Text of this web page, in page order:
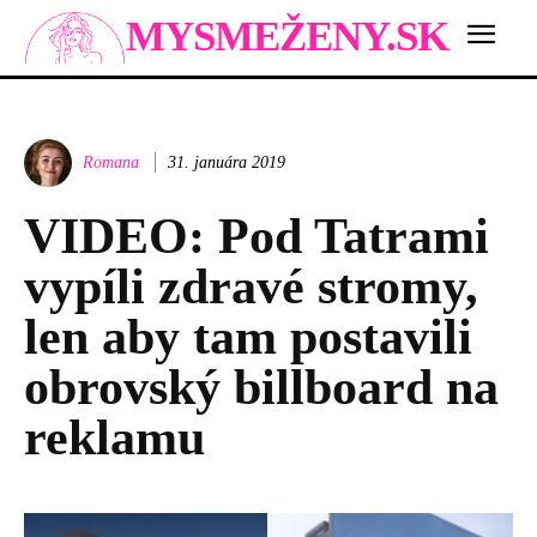
MYSMEŽENY.SK
Romana 31. januára 2019
VIDEO: Pod Tatrami
vypíli zdravé stromy,
len aby tam postavili
obrovský billboard na
reklamu